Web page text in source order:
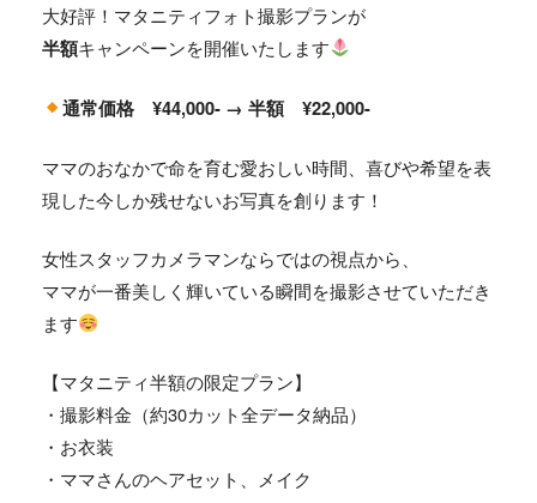
大好評！マタニティフォト撮影プランが
半額キャンペーンを開催いたします
通常価格 ¥44,000- → 半額 ¥22,000-
ママのおなかで命を育む愛おしい時間、 喜びや希望を表
現した今しか残せないお写真を創ります！
女性スタッフカメラマンならではの視点から、
ママが一番美しく輝いている瞬間を撮影させていただき
ます
【マタニティ半額の限定プラン】
・撮影料金（約30カット全データ納品）
・お衣装
・ママさんのヘアセット、メイク